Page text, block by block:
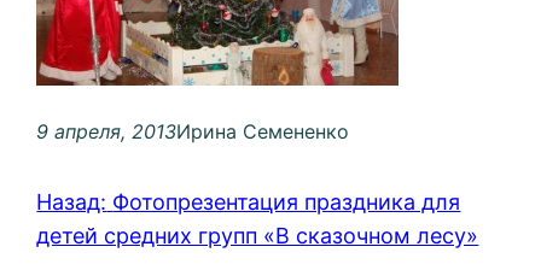
9 апреля, 2013Ирина Семененко
Назад: Фотопрезентация праздника для
детей средних групп «В сказочном лесу»